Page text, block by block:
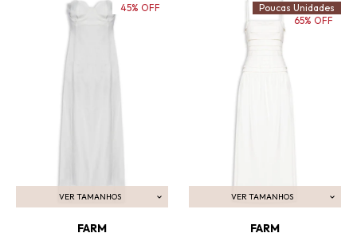
VER TAMANHOS
ADICIONAR AO CARRINHO
FARM
45% OFF
VER TAMANHOS
ADICIONAR AO CARRINHO
FARM
Poucas Unidades
65% OFF